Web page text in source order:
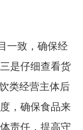
一致，确保经
是仔细查看货
类经营主体后
，确保食品来
责任，提高守